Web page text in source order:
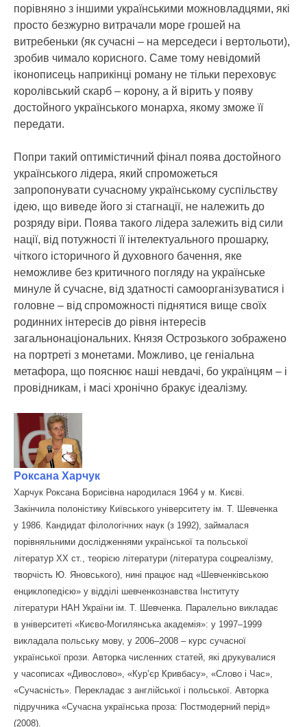
порівняно з іншими українськими можновладцями, які
просто безжурно витрачали море грошей на
витребеньки (як сучасні – на мерседеси і вертольоти),
зробив чимало корисного. Саме тому невідомий
іконописець наприкінці роману не тільки переховує
королівський скарб – корону, а й вірить у появу
достойного українського монарха, якому зможе її
передати.
Попри такий оптимістичний фінал поява достойного
українського лідера, який спроможеться
запропонувати сучасному українському суспільству
ідею, що виведе його зі стагнації, не належить до
розряду віри. Поява такого лідера залежить від сили
нації, від потужності її інтелектуального прошарку,
чіткого історичного й духовного бачення, яке
неможливе без критичного погляду на українське
минуле й сучасне, від здатності самоорганізуватися і
головне – від спроможності піднятися вище своїх
родинних інтересів до рівня інтересів
загальнонаціональних. Князя Острозького зображено
на портреті з монетами. Можливо, це геніальна
метафора, що пояснює наші невдачі, бо українцям – і
провідникам, і масі хронічно бракує ідеалізму.
Роксана Харчук
Харчук Роксана Борисівна народилася 1964 у м. Києві.
Закінчила полоністику Київського університету ім. Т. Шевченка
у 1986. Кандидат філологічних наук (з 1992), займалася
порівняльними дослідженнями української та польської
літератур XX ст., теорією літератури (література соцреалізму,
творчість Ю. Яновського), нині працює над «Шевченківською
енциклопедією» у відділі шевченкознавства Інституту
літератури НАН України ім. Т. Шевченка. Паралельно викладає
в університеті «Києво-Могилянська академія»: у 1997–1999
викладала польську мову, у 2006–2008 – курс сучасної
української прози. Авторка численних статей, які друкувалися
у часописах «Дивослово», «Кур’єр Кривбасу», «Слово і Час»,
«Сучасність». Перекладає з англійської і польської. Авторка
підручника «Сучасна українська проза: Постмодерний перід»
(2008).